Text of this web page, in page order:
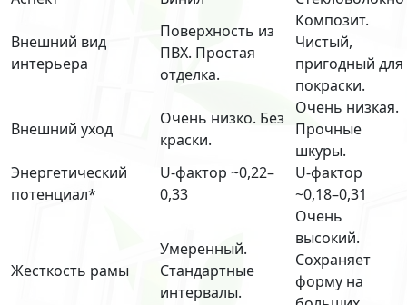
Внешний вид
интерьера
Поверхность из
ПВХ. Простая
отделка.
Композит.
Чистый,
пригодный для
покраски.
Внешний уход
Очень низко. Без
краски.
Очень низкая.
Прочные
шкуры.
Энергетический
потенциал*
U-фактор ~0,22–
0,33
U-фактор
~0,18–0,31
Жесткость рамы
Умеренный.
Стандартные
интервалы.
Очень
высокий.
Сохраняет
форму на